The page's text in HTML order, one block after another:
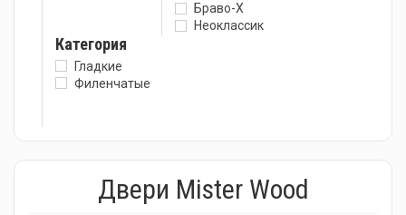
Браво-X
Неоклассик
Категория
Гладкие
Филенчатые
Двери Mister Wood